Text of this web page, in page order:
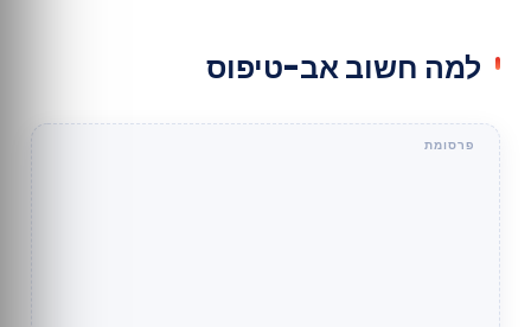
למה חשוב אב-טיפוס